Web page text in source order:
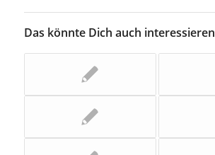
Das könnte Dich auch interessieren